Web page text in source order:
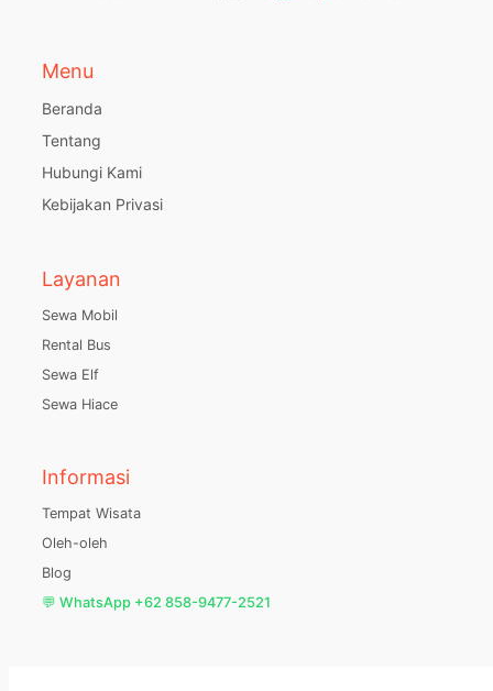
Menu
Beranda
Tentang
Hubungi Kami
Kebijakan Privasi
Layanan
Sewa Mobil
Rental Bus
Sewa Elf
Sewa Hiace
Informasi
Tempat Wisata
Oleh-oleh
Blog
💬 WhatsApp +62 858-9477-2521